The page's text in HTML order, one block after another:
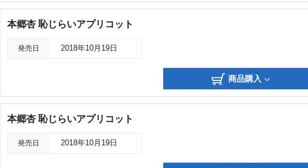
本郷杏 恥じらいアプリコット
発売日 2018年10月19日
商品購入
本郷杏 恥じらいアプリコット
発売日 2018年10月19日